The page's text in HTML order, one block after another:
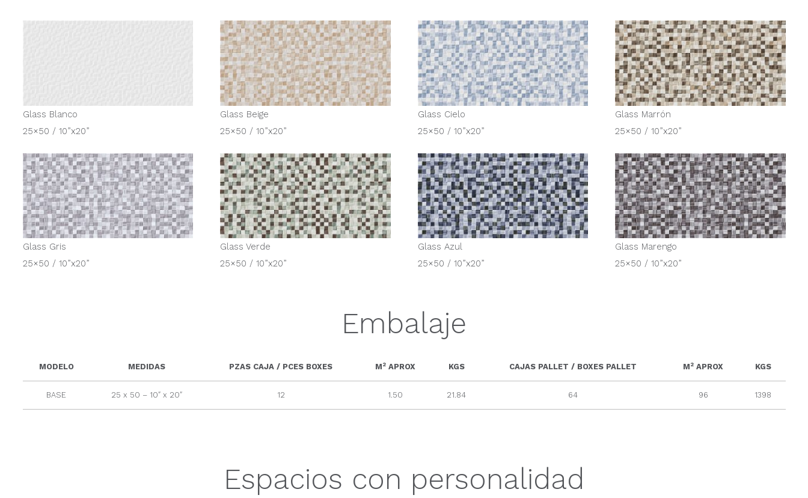
Glass Blanco
25×50 / 10”x20”
Glass Gris
25×50 / 10”x20”
Glass Beige
25×50 / 10”x20”
Glass Verde
25×50 / 10”x20”
Glass Cielo
25×50 / 10”x20”
Glass Azul
25×50 / 10”x20”
Glass Marrón
25×50 / 10”x20”
Glass Marengo
25×50 / 10”x20”
Embalaje
MODELO MEDIDAS PZAS CAJA / PCES BOXES M2 APROX KGS CAJAS PALLET / BOXES PALLET M2 APROX KGS
BASE 25 x 50 – 10″ x 20″ 12 1.50 21.84 64 96 1398
Espacios con personalidad